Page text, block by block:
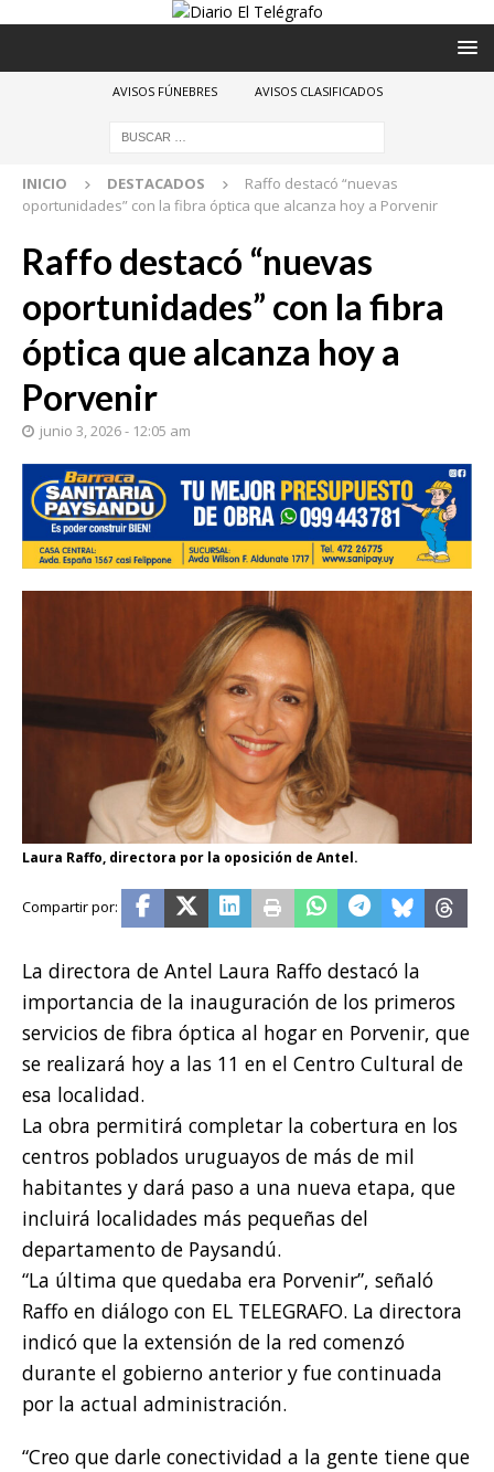
AVISOS FÚNEBRES AVISOS CLASIFICADOS
INICIO DESTACADOS
Raffo destacó “nuevas
oportunidades” con la fibra óptica que alcanza hoy a Porvenir
Raffo destacó “nuevas
oportunidades” con la fibra
óptica que alcanza hoy a
Porvenir
junio 3, 2026 - 12:05 am
Laura Raffo, directora por la oposición de Antel.
La directora de Antel Laura Raffo destacó la
importancia de la inauguración de los primeros
servicios de fibra óptica al hogar en Porvenir, que
se realizará hoy a las 11 en el Centro Cultural de
esa localidad.
La obra permitirá completar la cobertura en los
centros poblados uruguayos de más de mil
habitantes y dará paso a una nueva etapa, que
incluirá localidades más pequeñas del
departamento de Paysandú.
“La última que quedaba era Porvenir”, señaló
Raffo en diálogo con EL TELEGRAFO. La directora
indicó que la extensión de la red comenzó
durante el gobierno anterior y fue continuada
por la actual administración.
“Creo que darle conectividad a la gente tiene que